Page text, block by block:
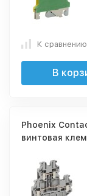
К сравнению
В
Phoenix
винтовая